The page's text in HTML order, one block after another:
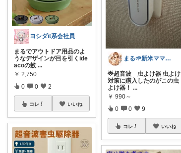
ヨシダit系会社員
まるでアウトドア用品のよ
うなデザインが目を引くide
acoの蚊 ...
￥ 2,750
0 0 2
コレ いいね
まる🌱新米ママ👶🏻
🌟超音波 虫よけ器 虫よけ
対策に購入したのがこの虫
よけ器！...
￥ 990～
0 0 9
コレ いいね